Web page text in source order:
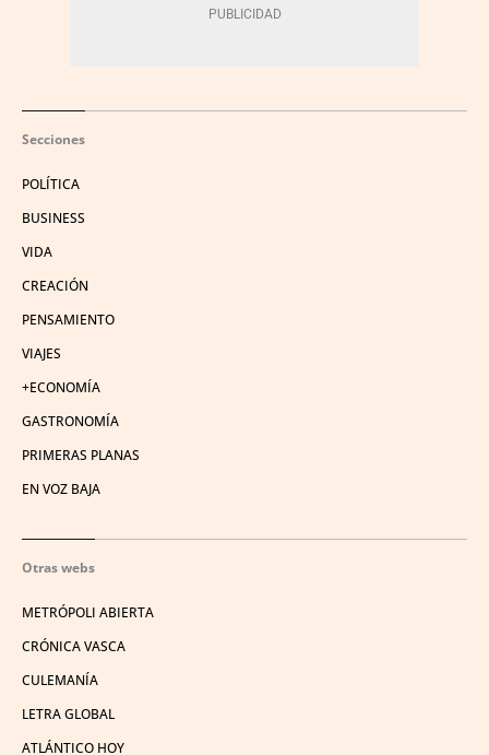
Secciones
POLÍTICA
BUSINESS
VIDA
CREACIÓN
PENSAMIENTO
VIAJES
+ECONOMÍA
GASTRONOMÍA
PRIMERAS PLANAS
EN VOZ BAJA
Otras webs
METRÓPOLI ABIERTA
CRÓNICA VASCA
CULEMANÍA
LETRA GLOBAL
ATLÁNTICO HOY